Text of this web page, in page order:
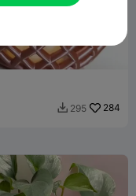
 295 284